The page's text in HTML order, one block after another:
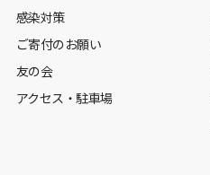
感染対策
ご寄付のお願い
友の会
アクセス・駐車場